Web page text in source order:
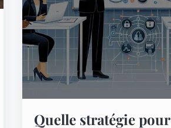
Quelle stratégie pour